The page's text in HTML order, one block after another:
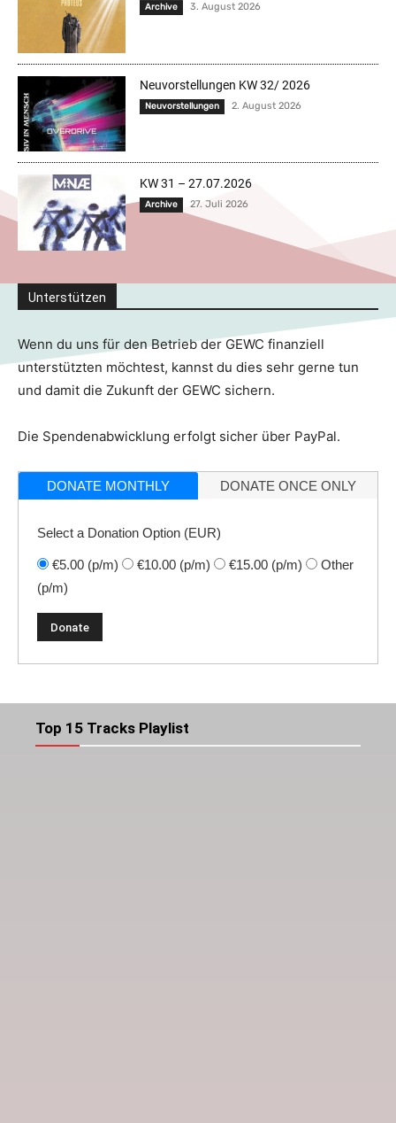
Archive 3. August 2026
Neuvorstellungen KW 32/ 2026
Neuvorstellungen 2. August 2026
KW 31 – 27.07.2026
Archive 27. Juli 2026
Unterstützen
Wenn du uns für den Betrieb der GEWC finanziell
unterstützten möchtest, kannst du dies sehr gerne tun
und damit die Zukunft der GEWC sichern.
Die Spendenabwicklung erfolgt sicher über PayPal.
DONATE MONTHLY DONATE ONCE ONLY
Select a Donation Option (EUR)
€5.00 (p/m) €10.00 (p/m) €15.00 (p/m)
Other
(p/m)
Top 15 Tracks Playlist